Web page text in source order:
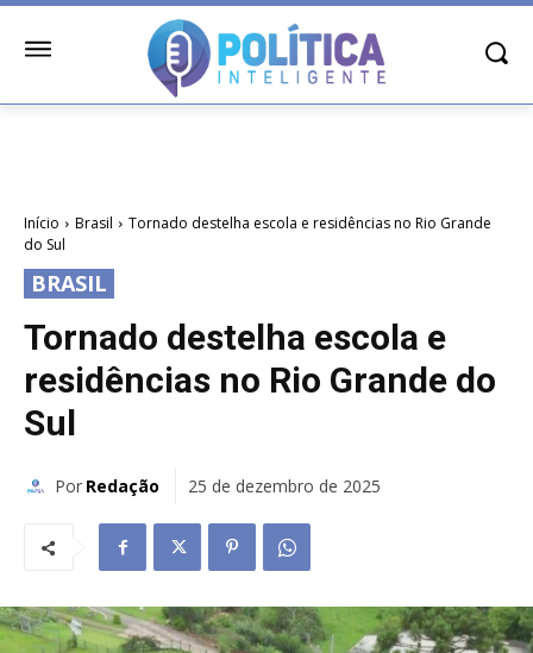
Início Brasil
Tornado destelha escola e residências no Rio Grande
do Sul
BRASIL
Tornado destelha escola e
residências no Rio Grande do
Sul
Por Redação 25 de dezembro de 2025